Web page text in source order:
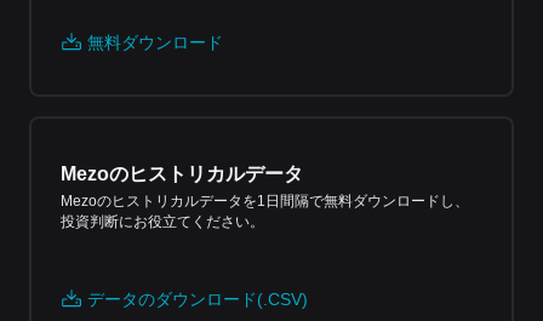
無料ダウンロード
Mezoのヒストリカルデータ
Mezoのヒストリカルデータを1日間隔で無料ダウンロードし、
投資判断にお役立てください。
データのダウンロード(.CSV)